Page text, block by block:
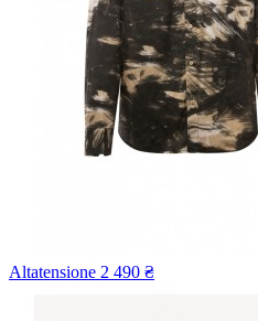
Altatensione 2 490 ₴